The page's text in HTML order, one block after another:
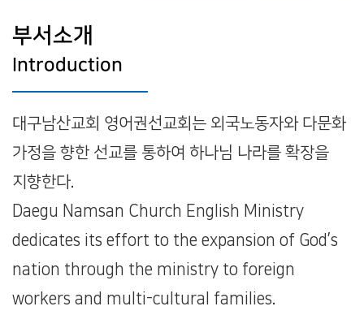
부서소개
Introduction
대구남산교회 영어권선교회는 외국노동자와 다문화
가정을 향한 선교를 통하여 하나님 나라를 확장을
지향한다.
Daegu Namsan Church English Ministry
dedicates its effort to the expansion of God’s
nation through the ministry to foreign
workers and multi-cultural families.